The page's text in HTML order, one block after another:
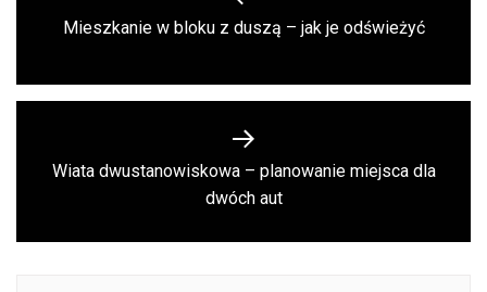
Previous
Mieszkanie w bloku z duszą – jak je odświeżyć
Next
post:
Wiata dwustanowiskowa – planowanie miejsca dla
dwóch aut